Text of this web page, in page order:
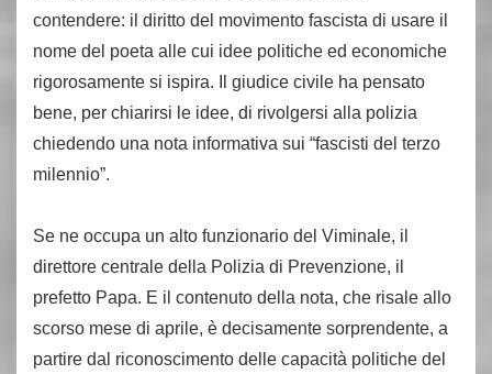
contendere: il diritto del movimento fascista di usare il
nome del poeta alle cui idee politiche ed economiche
rigorosamente si ispira. Il giudice civile ha pensato
bene, per chiarirsi le idee, di rivolgersi alla polizia
chiedendo una nota informativa sui “fascisti del terzo
milennio”.
Se ne occupa un alto funzionario del Viminale, il
direttore centrale della Polizia di Prevenzione, il
prefetto Papa. E il contenuto della nota, che risale allo
scorso mese di aprile, è decisamente sorprendente, a
partire dal riconoscimento delle capacità politiche del